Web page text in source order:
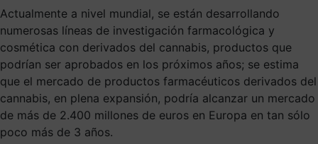
Actualmente a nivel mundial, se están desarrollando
numerosas líneas de investigación farmacológica y
cosmética con derivados del cannabis, productos que
podrían ser aprobados en los próximos años; se estima
que el mercado de productos farmacéuticos derivados del
cannabis, en plena expansión, podría alcanzar un mercado
de más de 2.400 millones de euros en Europa en tan sólo
poco más de 3 años.